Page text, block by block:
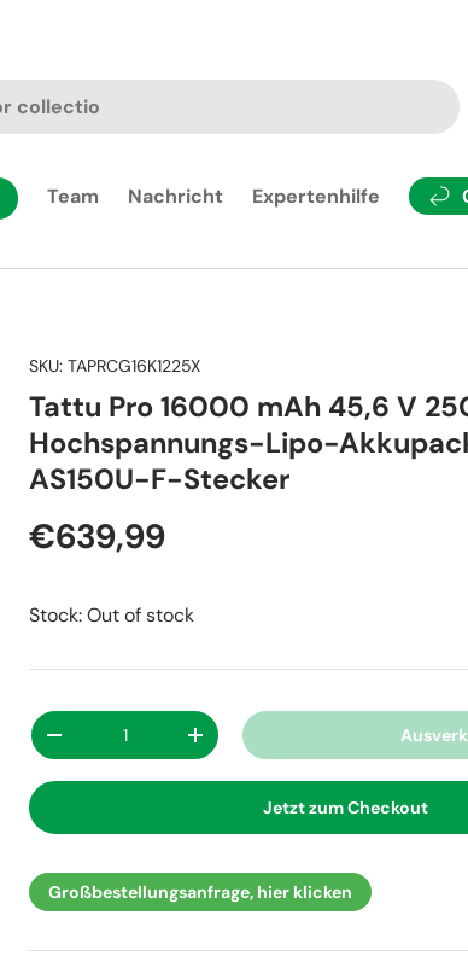
Team Nachricht Expertenhilfe
SKU: TAPRCG16K1225X
Tattu Pro 16000 mAh 45,6 V 25C
Hochspannungs-Lipo-
AS150U-F-Stecker
€639,99
Stock: Out of stock
Anzahl
-
+
Jetzt zum Checkout
Großbestellungsanfrage, hier klicken